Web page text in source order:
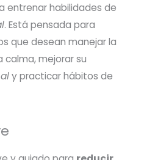
entrenar habilidades de
. Está pensada para
que desean manejar la
calma, mejorar su
y practicar hábitos de